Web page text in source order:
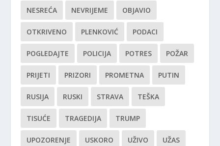
NESREĆA NEVRIJEME OBJAVIO
OTKRIVENO PLENKOVIĆ PODACI
POGLEDAJTE POLICIJA POTRES POŽAR
PRIJETI PRIZORI PROMETNA PUTIN
RUSIJA RUSKI STRAVA TEŠKA
TISUĆE TRAGEDIJA TRUMP
UPOZORENJE USKORO UŽIVO UŽAS